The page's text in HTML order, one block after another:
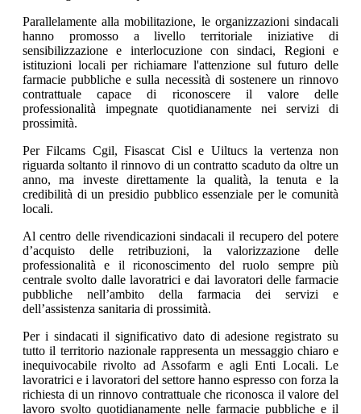
Parallelamente alla mobilitazione, le organizzazioni sindacali
hanno promosso a livello territoriale iniziative di
sensibilizzazione e interlocuzione con sindaci, Regioni e
istituzioni locali per richiamare l'attenzione sul futuro delle
farmacie pubbliche e sulla necessità di sostenere un rinnovo
contrattuale capace di riconoscere il valore delle
professionalità impegnate quotidianamente nei servizi di
prossimità.
Per Filcams Cgil, Fisascat Cisl e Uiltucs la vertenza non
riguarda soltanto il rinnovo di un contratto scaduto da oltre un
anno, ma investe direttamente la qualità, la tenuta e la
credibilità di un presidio pubblico essenziale per le comunità
locali.
Al centro delle rivendicazioni sindacali il recupero del potere
d’acquisto delle retribuzioni, la valorizzazione delle
professionalità e il riconoscimento del ruolo sempre più
centrale svolto dalle lavoratrici e dai lavoratori delle farmacie
pubbliche nell’ambito della farmacia dei servizi e
dell’assistenza sanitaria di prossimità.
Per i sindacati il significativo dato di adesione registrato su
tutto il territorio nazionale rappresenta un messaggio chiaro e
inequivocabile rivolto ad Assofarm e agli Enti Locali. Le
lavoratrici e i lavoratori del settore hanno espresso con forza la
richiesta di un rinnovo contrattuale che riconosca il valore del
lavoro svolto quotidianamente nelle farmacie pubbliche e il